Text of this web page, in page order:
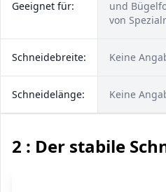
Geeignet für:
und
von
Schneidebreite: Keine
Schneidelänge: Keine
2 : Der stabile